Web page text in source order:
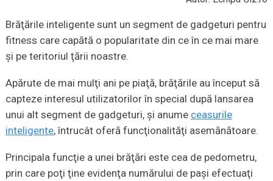
Brăţările inteligente sunt un segment de gadgeturi pentru
fitness care capătă o popularitate din ce în ce mai mare
şi pe teritoriul ţării noastre.
Apărute de mai mulţi ani pe piaţă, brăţările au început să
capteze interesul utilizatorilor în special după lansarea
unui alt segment de gadgeturi, şi anume ceasurile
inteligente, întrucât oferă funcţionalităţi asemănătoare.
Principala funcţie a unei brăţări este cea de pedometru,
prin care poţi ţine evidenţa numărului de paşi efectuaţi